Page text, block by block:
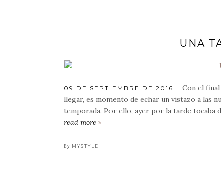
UNA
POSTED
ON
09 DE SEPTIEMBRE DE 2016
Con el
llegar, es momento de echar un vistazo a las
temporada. Por ello, ayer por la tarde tocaba
read more
una
By MYSTYLE